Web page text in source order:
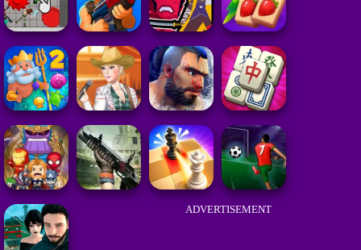
ADVERTISEMENT